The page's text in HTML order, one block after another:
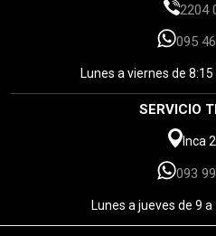
2204
095
Lunes a viernes de
SERVICIO
Inca
093
Lunes a jueves de 9